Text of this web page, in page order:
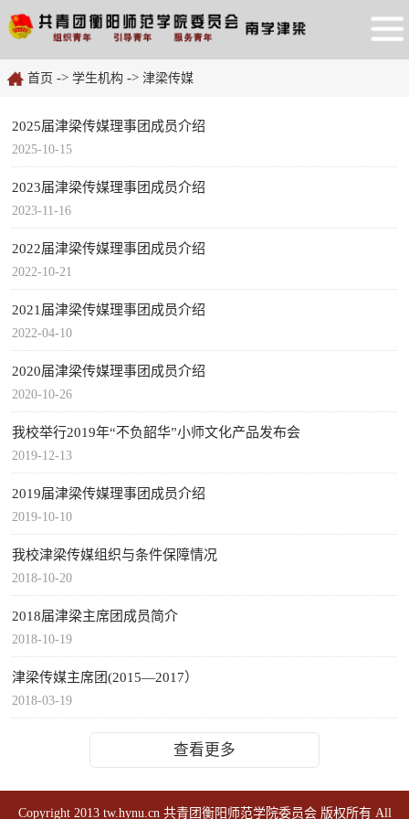
首页 -> 学生机构 -> 津梁传媒
2025届津梁传媒理事团成员介绍
2025-10-15
2023届津梁传媒理事团成员介绍
2023-11-16
2022届津梁传媒理事团成员介绍
2022-10-21
2021届津梁传媒理事团成员介绍
2022-04-10
2020届津梁传媒理事团成员介绍
2020-10-26
我校举行2019年“不负韶华”小师文化产品发布会
2019-12-13
2019届津梁传媒理事团成员介绍
2019-10-10
我校津梁传媒组织与条件保障情况
2018-10-20
2018届津梁主席团成员简介
2018-10-19
津梁传媒主席团(2015—2017）
2018-03-19
查看更多
Copyright 2013 tw.hynu.cn 共青团衡阳师范学院委员会 版权所有 All